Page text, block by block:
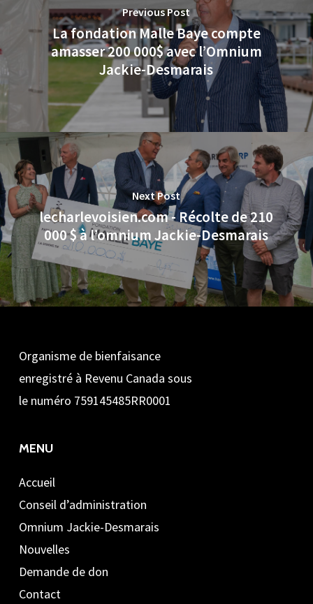
Previous Post
La fondation Malle Baye compte
amasser 200 000$ avec l’Omnium
Jackie-Desmarais
Next Post
lecharlevoisien.com - Récolte de 210
000 $ à l’omnium Jackie-Desmarais
Organisme de bienfaisance
enregistré à Revenu Canada sous
le numéro 759145485RR0001
MENU
Accueil
Conseil d’administration
Omnium Jackie-Desmarais
Nouvelles
Demande de don
Contact